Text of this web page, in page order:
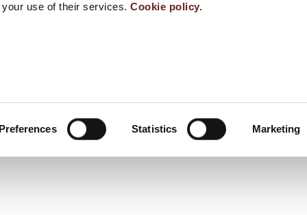
your use of their services.Cookie policy.
Statistics Marketing